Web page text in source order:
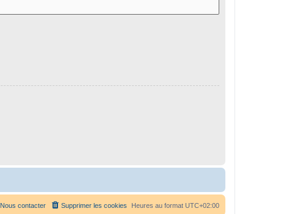
Heures au format UTC+02:00
Supprimer les cookies
Nous contacter